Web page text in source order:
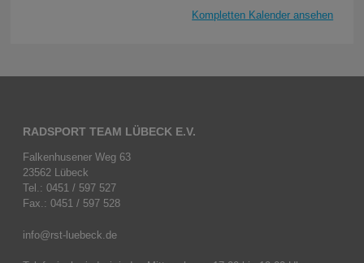
Kompletten Kalender ansehen
RADSPORT TEAM LÜBECK E.V.
Falkenhusener Weg 63
23562 Lübeck
Tel.: 0451 / 597 527
Fax.: 0451 / 597 528
info@rst-luebeck.de